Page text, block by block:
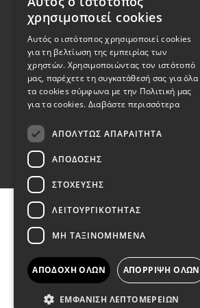
Η Οικογένεια
Η Φιλοσοφία μας
Η Κληρονομιά μας
Όροι Χρήσης
χρησιμοποιεί cookies
Αυτός ο ιστότοπος χρησιμοποιεί cookies
για τη βελτίωση της εμπειρίας των
χρηστών. Χρησιμοποιώντας τον ιστότοπό
μας, παρέχετε τη συγκατάθεσή σας για όλα
τα cookies σύμφωνα με την Πολιτική μας
για τα cookies. Διαβάστε περισσότερα
ΑΠΟΛΎΤΩΣ ΑΠΑΡΑΊΤΗΤΑ
ΑΠΌΔΟΣΗΣ
ΣΤΌΧΕΥΣΗΣ
ΛΕΙΤΟΥΡΓΙΚΌΤΗΤΑΣ
ΜΗ ΤΑΞΙΝΟΜΗΜΈΝΑ
ΑΠΟΔΟΧΉ ΌΛΩΝ ΑΠΌΡΡΙΨΗ ΌΛΩΝ
ΕΜΦΆΝΙΣΗ ΛΕΠΤΟΜΕΡΕΙΏΝ